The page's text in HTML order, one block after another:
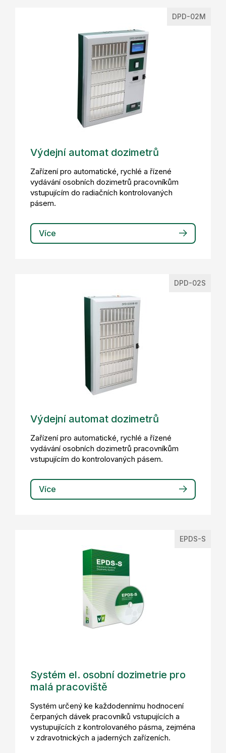
DPD-02M
Výdejní automat dozimetrů
Zařízení pro automatické, rychlé a řízené
vydávání osobních dozimetrů pracovníkům
vstupujícím do radiačních kontrolovaných
pásem.
Více
DPD-02S
Výdejní automat dozimetrů
Zařízení pro automatické, rychlé a řízené
vydávání osobních dozimetrů pracovníkům
vstupujícím do kontrolovaných pásem.
Více
EPDS-S
Systém el. osobní dozimetrie pro
malá pracoviště
Systém určený ke každodennímu hodnocení
čerpaných dávek pracovníků vstupujících a
vystupujících z kontrolovaného pásma, zejména
v zdravotnických a jaderných zařízeních.